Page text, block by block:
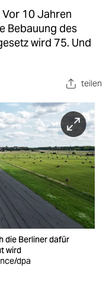
Vor 10 Jahren
Bebauung des
wird 75. Und
teilen
die Berliner dafür
wird
dpa